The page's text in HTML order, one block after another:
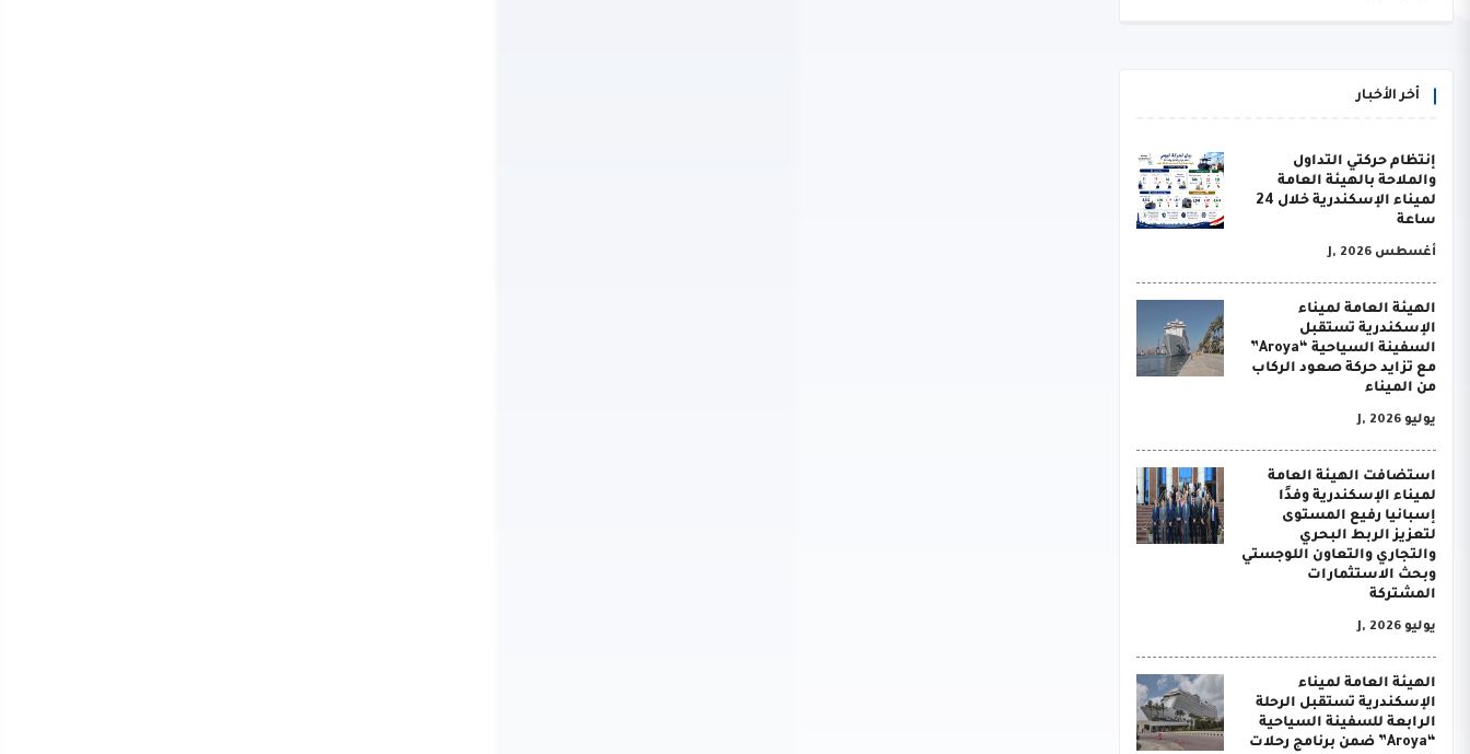
أخر الأخبار
إنتظام حركتي التداول
والملاحة بالهيئة العامة
لميناء الإسكندرية خلال 24
ساعة
أغسطس J, 2026
الهيئة العامة لميناء
الإسكندرية تستقبل
السفينة السياحية “Aroya”
مع تزايد حركة صعود الركاب
من الميناء
يوليو J, 2026
استضافت الهيئة العامة
لميناء الإسكندرية وفدًا
إسبانيا رفيع المستوى
لتعزيز الربط البحري
والتجاري والتعاون اللوجستي
وبحث الاستثمارات
المشتركة
يوليو J, 2026
الهيئة العامة لميناء
الإسكندرية تستقبل الرحلة
الرابعة للسفينة السياحية
“Aroya” ضمن برنامج رحلات